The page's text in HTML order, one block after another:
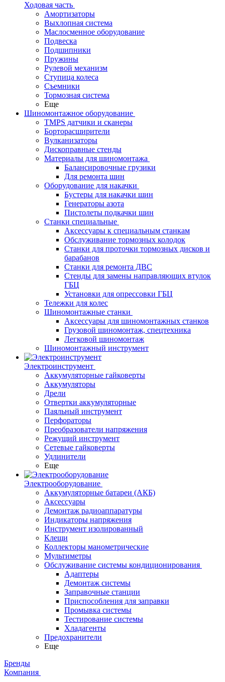
Ходовая часть
Амортизаторы
Выхлопная система
Маслосменное оборудование
Подвеска
Подшипники
Пружины
Рулевой механизм
Ступица колеса
Съемники
Тормозная система
Еще
Шиномонтажное оборудование
TMPS датчики и сканеры
Борторасширители
Вулканизаторы
Дископравные стенды
Материалы для шиномонтажа
Балансировочные грузики
Для ремонта шин
Оборудование для накачки
Бустеры для накачки шин
Генераторы азота
Пистолеты подкачки шин
Станки специальные
Аксессуары к специальным станкам
Обслуживание тормозных колодок
Станки для проточки тормозных дисков и
барабанов
Станки для ремонта ДВС
Стенды для замены направляющих втулок
ГБЦ
Установки для опрессовки ГБЦ
Тележки для колес
Шиномонтажные станки
Аксессуары для шиномонтажных станков
Грузовой шиномонтаж, спецтехника
Легковой шиномонтаж
Шиномонтажный инструмент
Электроинструмент
Аккумуляторные гайковерты
Аккумуляторы
Дрели
Отвертки аккумуляторные
Паяльный инструмент
Перфораторы
Преобразователи напряжения
Режущий инструмент
Сетевые гайковерты
Удлинители
Еще
Электрооборудование
Аккумуляторные батареи (АКБ)
Аксессуары
Демонтаж радиоаппаратуры
Индикаторы напряжения
Инструмент изолированный
Клещи
Коллекторы манометрические
Мультиметры
Обслуживание системы кондиционирования
Адаптеры
Демонтаж системы
Заправочные станции
Приспособления для заправки
Промывка системы
Тестирование системы
Хладагенты
Предохранители
Еще
Бренды
Компания